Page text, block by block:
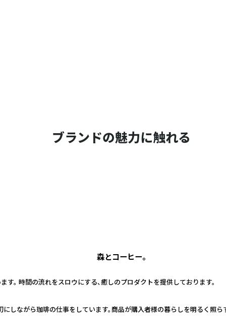
ブランドの魅力に触れる
森とコーヒー。
。 時間の流れをスロウにする、癒しのプロダクトを提供しております。
しながら珈琲の仕事をしています。商品が購入者様の暮らしを明るく照ら